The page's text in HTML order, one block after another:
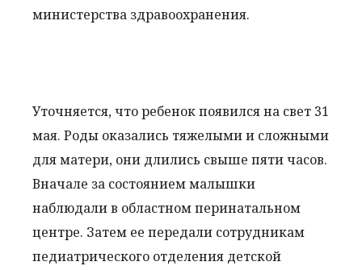
министерства здравоохранения.
Уточняется, что ребенок появился на свет 31
мая. Роды оказались тяжелыми и сложными
для матери, они длились свыше пяти часов.
Вначале за состоянием малышки
наблюдали в областном перинатальном
центре. Затем ее передали сотрудникам
педиатрического отделения детской